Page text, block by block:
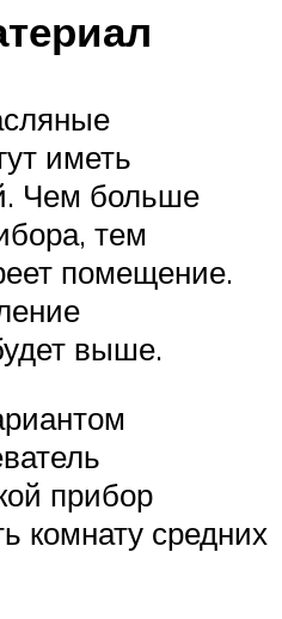
иметь
Чем больше
тем
помещение.
выше.
прибор
комнату средних